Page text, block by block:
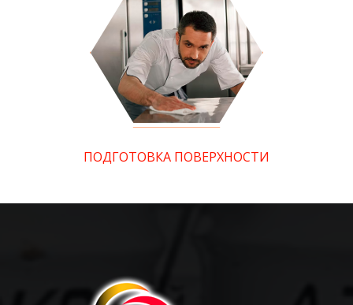
ПОДГОТОВКА ПОВЕРХНОСТИ